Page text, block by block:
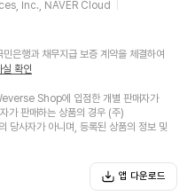
Inc., NAVER Cloud
은행과 채무지급 보증 계약을 체결하여
확인
Shop에 입점한 개별 판매자가
가 판매하는 상품의 경우 (주)
당사자가 아니며, 등록된 상품의 정보 및
앱 다운로드